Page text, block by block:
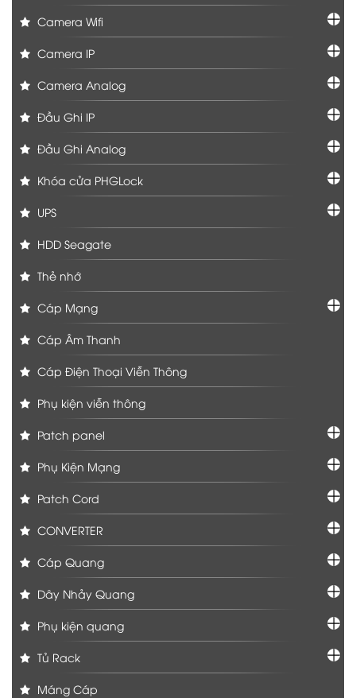
Camera Wifi
Camera IP
Camera Analog
Đầu Ghi IP
Đầu Ghi Analog
Khóa cửa PHGLock
UPS
HDD Seagate
Thẻ nhớ
Cáp Mạng
Cáp Âm Thanh
Cáp Điện Thoại Viễn Thông
Phụ kiện viễn thông
Patch panel
Phụ Kiện Mạng
Patch Cord
CONVERTER
Cáp Quang
Dây Nhảy Quang
Phụ kiện quang
Tủ Rack
Máng Cáp